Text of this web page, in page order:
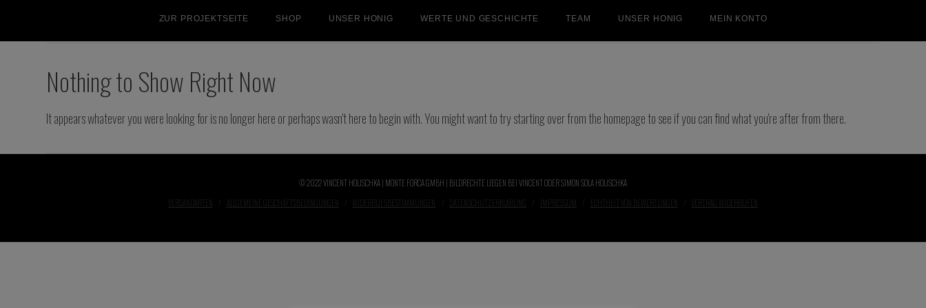
ZUR PROJEKTSEITE SHOP UNSER HONIG WERTE UND GESCHICHTE TEAM UNSER HONIG MEIN KONTO
Nothing to Show Right Now
It appears whatever you were looking for is no longer here or perhaps wasn't here to begin with. You might want to try starting over from the homepage to see if you can find what you're after from there.
© 2022 VINCENT HOLISCHKA | MONTE FORCA GMBH | BILDRECHTE LIEGEN BEI VINCENT ODER SIMON SOLA HOLISCHKA
VERSANDARTEN
ALLGEMEINE GESCHÄFTSBEDINGUNGEN WIDERRUFSBESTIMMUNGEN DATENSCHUTZERKLÄRUNG IMPRESSUM ECHTHEIT VON BEWERTUNGEN VERTRAG WIDERRUFEN